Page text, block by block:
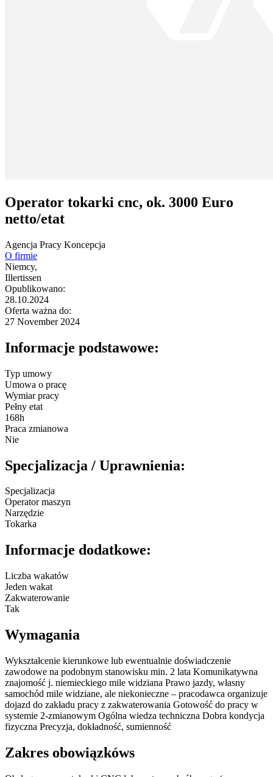
Operator tokarki cnc, ok. 3000 Euro
netto/etat
Agencja Pracy Koncepcja
O firmie
Niemcy,
Illertissen
Opublikowano:
28.10.2024
Oferta ważna do:
27 November 2024
Informacje podstawowe:
Typ umowy
Umowa o pracę
Wymiar pracy
Pełny etat
168h
Praca zmianowa
Nie
Specjalizacja / Uprawnienia:
Specjalizacja
Operator maszyn
Narzędzie
Tokarka
Informacje dodatkowe:
Liczba wakatów
Jeden wakat
Zakwaterowanie
Tak
Wymagania
Wykształcenie kierunkowe lub ewentualnie doświadczenie
zawodowe na podobnym stanowisku min. 2 lata Komunikatywna
znajomość j. niemieckiego mile widziana Prawo jazdy, własny
samochód mile widziane, ale niekonieczne – pracodawca organizuje
dojazd do zakładu pracy z zakwaterowania Gotowość do pracy w
systemie 2-zmianowym Ogólna wiedza techniczna Dobra kondycja
fizyczna Precyzja, dokładność, sumienność
Zakres obowiązkóws